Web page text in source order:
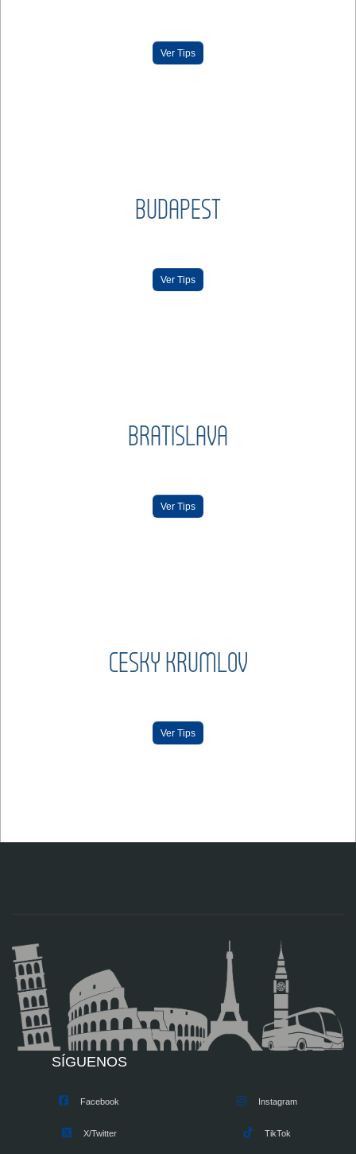
Ver Tips
BUDAPEST
Ver Tips
BRATISLAVA
Ver Tips
CESKY KRUMLOV
Ver Tips
SÍGUENOS
Facebook
X/Twitter
Instagram
TikTok